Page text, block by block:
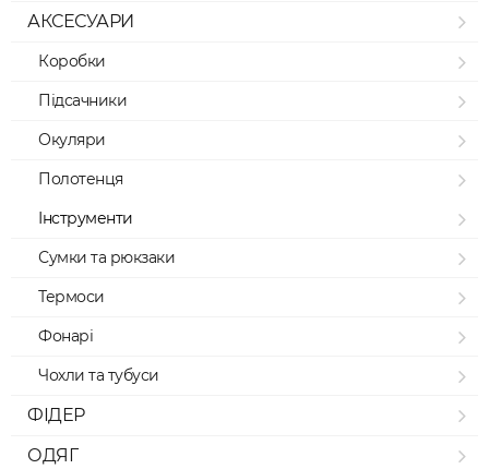
АКСЕСУАРИ
Коробки
Підсачники
Окуляри
Полотенця
Інструменти
Сумки та рюкзаки
Термоси
Фонарі
Чохли та тубуси
ФІДЕР
ОДЯГ